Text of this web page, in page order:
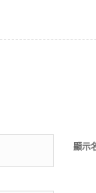
顯示